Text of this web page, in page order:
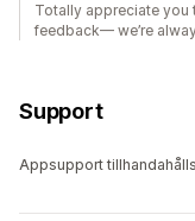
Totally appreciate you
feedback— we’re
Support
Appsupport